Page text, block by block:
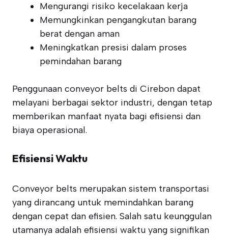
Mengurangi risiko kecelakaan kerja
Memungkinkan pengangkutan barang
berat dengan aman
Meningkatkan presisi dalam proses
pemindahan barang
Penggunaan conveyor belts di Cirebon dapat
melayani berbagai sektor industri, dengan tetap
memberikan manfaat nyata bagi efisiensi dan
biaya operasional.
Efisiensi Waktu
Conveyor belts merupakan sistem transportasi
yang dirancang untuk memindahkan barang
dengan cepat dan efisien. Salah satu keunggulan
utamanya adalah efisiensi waktu yang signifikan